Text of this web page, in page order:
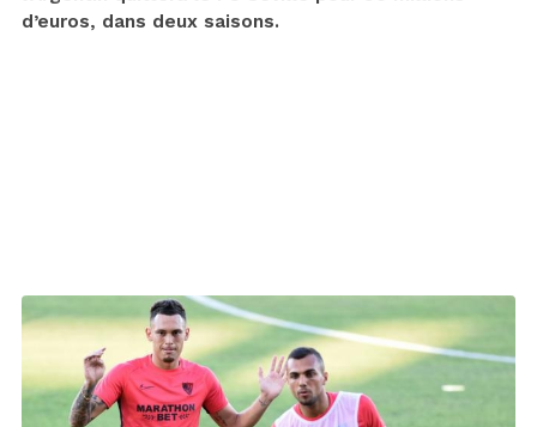
d’euros, dans deux saisons.